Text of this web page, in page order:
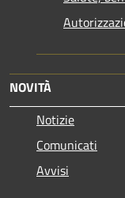
NOVITÀ
Notizie
Comunicati
Avvisi